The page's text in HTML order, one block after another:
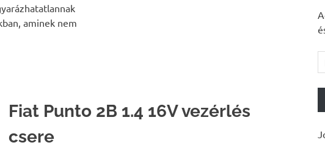
aminek nem
Fiat Punto 2B 1.4 16V vezérlés
csere